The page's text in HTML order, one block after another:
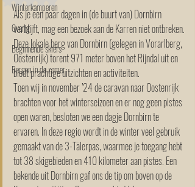
Winterkamperen
Overig
Beginnende skiërs
Bergen in de zomer
Als je een paar dagen in (de buurt van) Dornbirn
verblijft, mag een bezoek aan de Karren niet ontbreken.
Deze lokale berg van Dornbirn (gelegen in Vorarlberg,
Oostenrijk) torent 971 meter boven het Rijndal uit en
biedt prachtige uitzichten en activiteiten.
Toen wij in november ’24 de caravan naar Oostenrijk
brachten voor het winterseizoen en er nog geen pistes
open waren, besloten we een dagje Dornbirn te
ervaren. In deze regio wordt in de winter veel gebruik
gemaakt van de 3-Tälerpas, waarmee je toegang hebt
tot 38 skigebieden en 410 kilometer aan pistes. Een
bekende uit Dornbirn gaf ons de tip om boven op de